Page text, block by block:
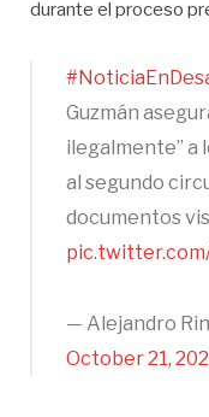
durante el proceso
Guzmán
ilegalmente” a
al segundo
documentos
— Alejandro
October 21,